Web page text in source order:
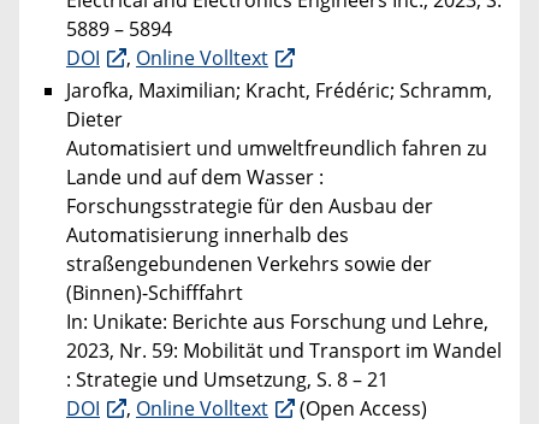
5889 – 5894
DOI
, Online Volltext
Jarofka, Maximilian; Kracht, Frédéric; Schramm,
Dieter
Automatisiert und umweltfreundlich fahren zu
Lande und auf dem Wasser :
Forschungsstrategie für den Ausbau der
Automatisierung innerhalb des
straßengebundenen Verkehrs sowie der
(Binnen)-Schifffahrt
In: Unikate: Berichte aus Forschung und Lehre,
2023, Nr. 59: Mobilität und Transport im Wandel
: Strategie und Umsetzung, S. 8 – 21
DOI
, Online Volltext
(Open Access)